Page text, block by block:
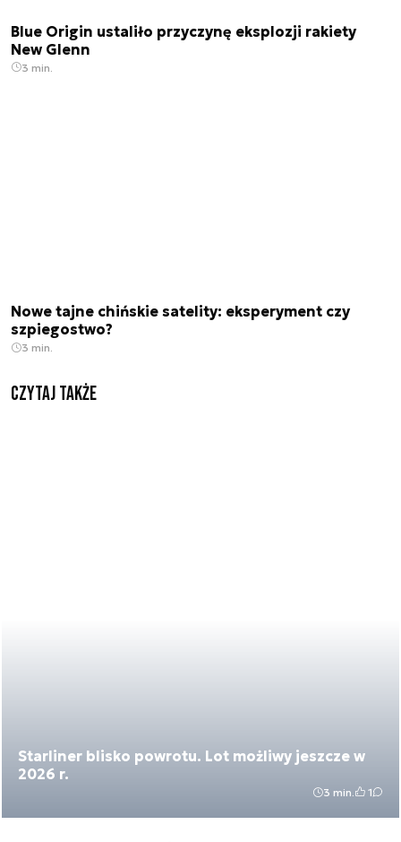
Blue Origin ustaliło przyczynę eksplozji rakiety
New Glenn
3 min.
Nowe tajne chińskie satelity: eksperyment czy
szpiegostwo?
3 min.
Czytaj także
Starliner blisko powrotu. Lot możliwy jeszcze w
2026 r.
3 min. 1